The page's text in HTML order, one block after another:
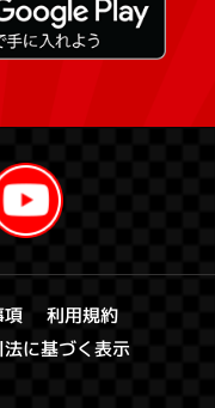
項 利用規約
に基づく表示